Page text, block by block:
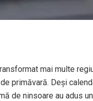
mai multe
primăvară. Deși
de ninsoare au adus